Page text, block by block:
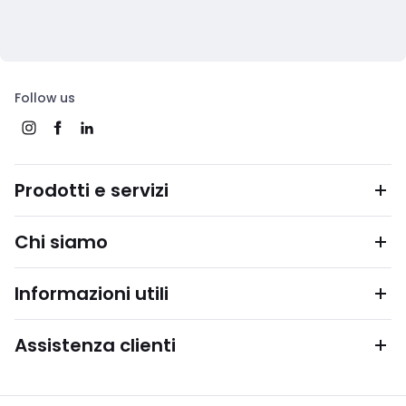
Follow us
Prodotti e servizi
Chi siamo
Informazioni utili
Assistenza clienti